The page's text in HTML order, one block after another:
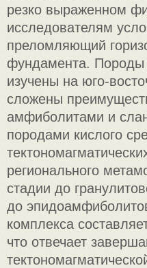
резко выраженном
исследователям
преломляющий
фундамента. Породы
изучены на юго-
сложены
амфиболитами и
породами кислого
регионального
стадии до
до
комплекса
что отвечает